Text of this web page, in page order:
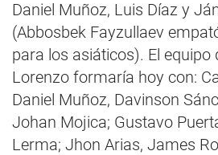
Daniel Muñoz, Luis Díaz y
(Abbosbek Fayzullaev
para los asiáticos). El
Lorenzo formaría hoy con:
Daniel Muñoz, Davinson
Johan Mojica; Gustavo
Lerma; Jhon Arias, James